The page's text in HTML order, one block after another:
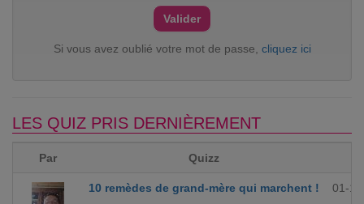
Si vous avez oublié votre mot de passe, cliquez ici
LES QUIZ PRIS DERNIÈREMENT
Par Quizz
10 remèdes de grand-mère qui marchent ! 01-